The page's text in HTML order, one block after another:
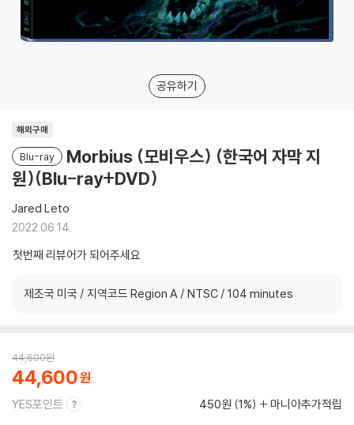
공유하기
해외구매
Blu-ray
Morbius (모비우스) (한국어 자막 지
원)(Blu-ray+DVD)
Jared Leto
2022.06.14.
첫번째 리뷰어가 되어주세요
제조국 미국 / 지역코드 Region A / NTSC / 104 minutes
44,600원
44,600
YES포인트 450원 (1%) 마니아추가적립